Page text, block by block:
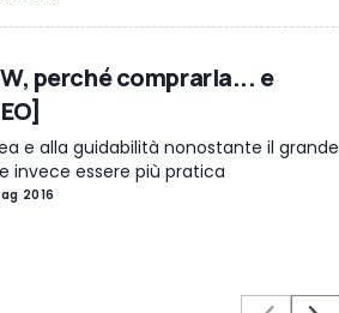
perché comprarla... e
e alla guidabilità nonostante il grande
invece essere più pratica
2016